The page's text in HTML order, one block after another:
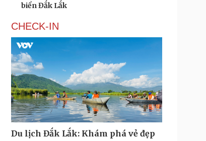
biển Đắk Lắk
CHECK-IN
Du lịch Đắk Lắk: Khám phá vẻ đẹp